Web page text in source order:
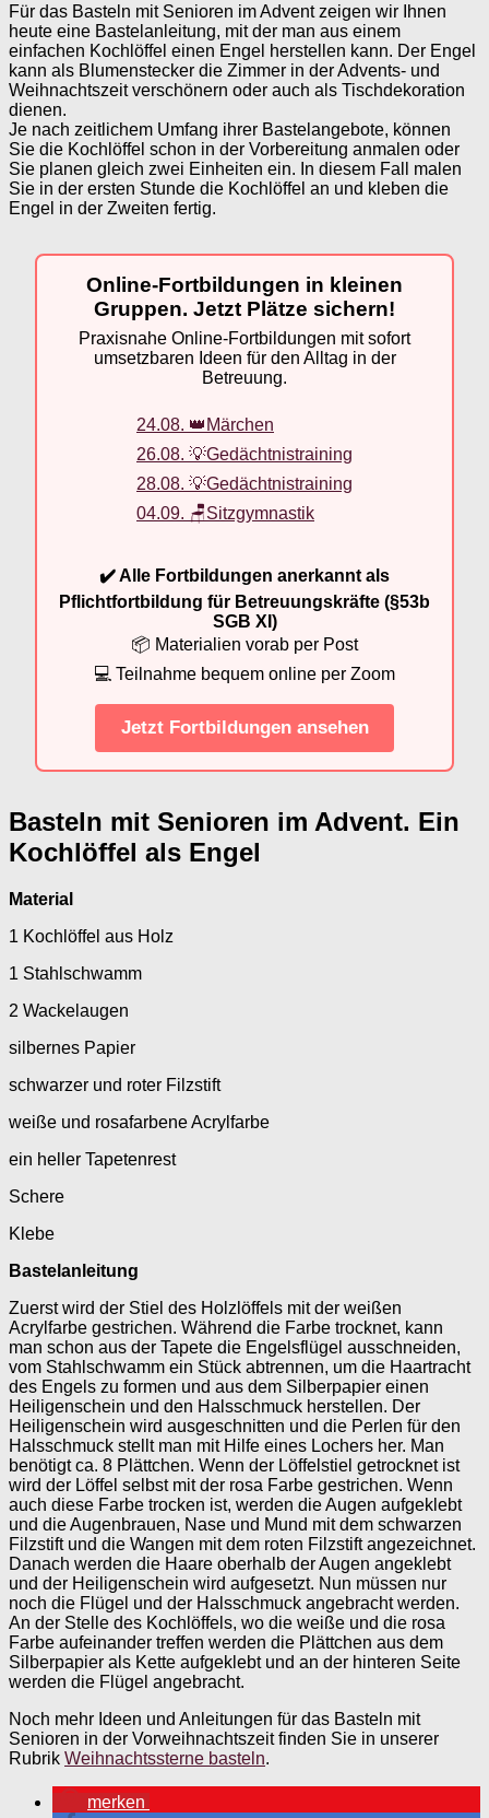
Für das Basteln mit Senioren im Advent zeigen wir Ihnen
heute eine Bastelanleitung, mit der man aus einem
einfachen Kochlöffel einen Engel herstellen kann. Der Engel
kann als Blumenstecker die Zimmer in der Advents- und
Weihnachtszeit verschönern oder auch als Tischdekoration
dienen.
Je nach zeitlichem Umfang ihrer Bastelangebote, können
Sie die Kochlöffel schon in der Vorbereitung anmalen oder
Sie planen gleich zwei Einheiten ein. In diesem Fall malen
Sie in der ersten Stunde die Kochlöffel an und kleben die
Engel in der Zweiten fertig.
Online-Fortbildungen in kleinen
Gruppen. Jetzt Plätze sichern!
Praxisnahe Online-Fortbildungen mit sofort
umsetzbaren Ideen für den Alltag in der
Betreuung.
24.08. 👑Märchen
26.08. 💡Gedächtnistraining
28.08. 💡Gedächtnistraining
04.09. 🪑Sitzgymnastik
✔️ Alle Fortbildungen anerkannt als
Pflichtfortbildung für Betreuungskräfte (§53b
SGB XI)
📦 Materialien vorab per Post
💻 Teilnahme bequem online per Zoom
Jetzt Fortbildungen ansehen
Basteln mit Senioren im Advent. Ein
Kochlöffel als Engel
Material
1 Kochlöffel aus Holz
1 Stahlschwamm
2 Wackelaugen
silbernes Papier
schwarzer und roter Filzstift
weiße und rosafarbene Acrylfarbe
ein heller Tapetenrest
Schere
Klebe
Bastelanleitung
Zuerst wird der Stiel des Holzlöffels mit der weißen
Acrylfarbe gestrichen. Während die Farbe trocknet, kann
man schon aus der Tapete die Engelsflügel ausschneiden,
vom Stahlschwamm ein Stück abtrennen, um die Haartracht
des Engels zu formen und aus dem Silberpapier einen
Heiligenschein und den Halsschmuck herstellen. Der
Heiligenschein wird ausgeschnitten und die Perlen für den
Halsschmuck stellt man mit Hilfe eines Lochers her. Man
benötigt ca. 8 Plättchen. Wenn der Löffelstiel getrocknet ist
wird der Löffel selbst mit der rosa Farbe gestrichen. Wenn
auch diese Farbe trocken ist, werden die Augen aufgeklebt
und die Augenbrauen, Nase und Mund mit dem schwarzen
Filzstift und die Wangen mit dem roten Filzstift angezeichnet.
Danach werden die Haare oberhalb der Augen angeklebt
und der Heiligenschein wird aufgesetzt. Nun müssen nur
noch die Flügel und der Halsschmuck angebracht werden.
An der Stelle des Kochlöffels, wo die weiße und die rosa
Farbe aufeinander treffen werden die Plättchen aus dem
Silberpapier als Kette aufgeklebt und an der hinteren Seite
werden die Flügel angebracht.
Noch mehr Ideen und Anleitungen für das Basteln mit
Senioren in der Vorweihnachtszeit finden Sie in unserer
Rubrik Weihnachtssterne basteln.
merken